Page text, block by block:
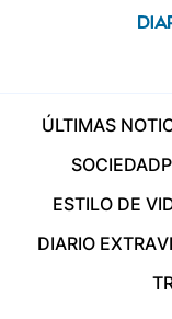
ÚLTIMAS
SOCIEDAD
ESTILO DE
DIARIO EXTRA